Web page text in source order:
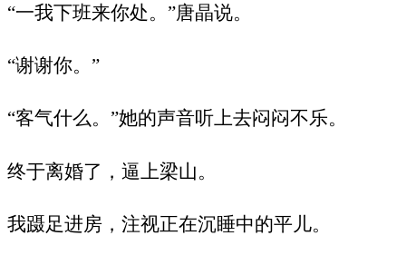
“一我下班来你处。”唐晶说。
“谢谢你。”
“客气什么。”她的声音听上去闷闷不乐。
终于离婚了，逼上梁山。
我蹑足进房，注视正在沉睡中的平儿。